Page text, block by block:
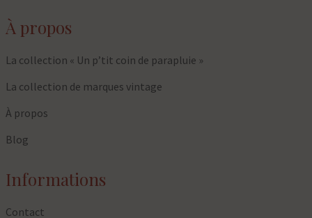
À propos
La collection « Un p’tit coin de parapluie »
La collection de marques vintage
À propos
Blog
Informations
Contact